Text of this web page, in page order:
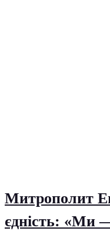
Митрополит
єдність: «Ми